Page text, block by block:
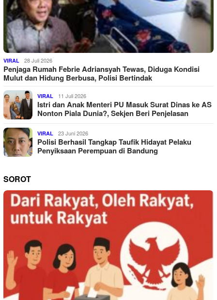
VIRAL 28 Juli 2026
Penjaga Rumah Febrie Adriansyah Tewas, Diduga Kondisi
Mulut dan Hidung Berbusa, Polisi Bertindak
VIRAL 11 Juli 2026
Istri dan Anak Menteri PU Masuk Surat Dinas ke AS
Nonton Piala Dunia?, Sekjen Beri Penjelasan
VIRAL 23 Juni 2026
Polisi Berhasil Tangkap Taufik Hidayat Pelaku
Penyiksaan Perempuan di Bandung
SOROT